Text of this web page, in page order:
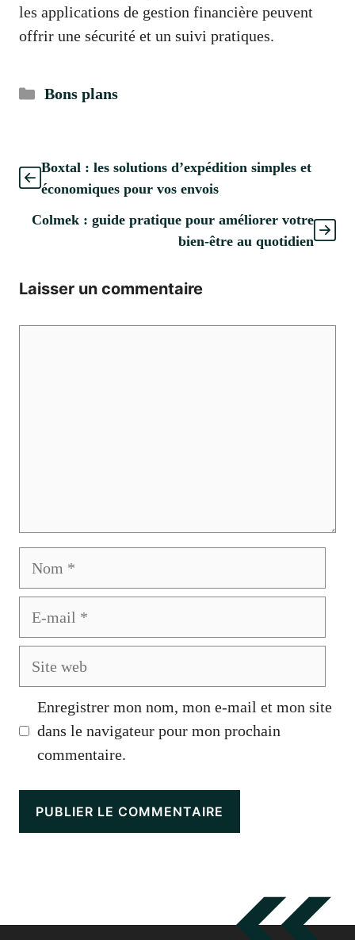
les applications de gestion financière peuvent
offrir une sécurité et un suivi pratiques.
Catégories
Bons plans
Boxtal : les solutions d’expédition simples et
économiques pour vos envois
Colmek : guide pratique pour améliorer votre
bien-être au quotidien
Laisser un commentaire
Enregistrer mon nom, mon e-mail et mon site
dans le navigateur pour mon prochain
commentaire.